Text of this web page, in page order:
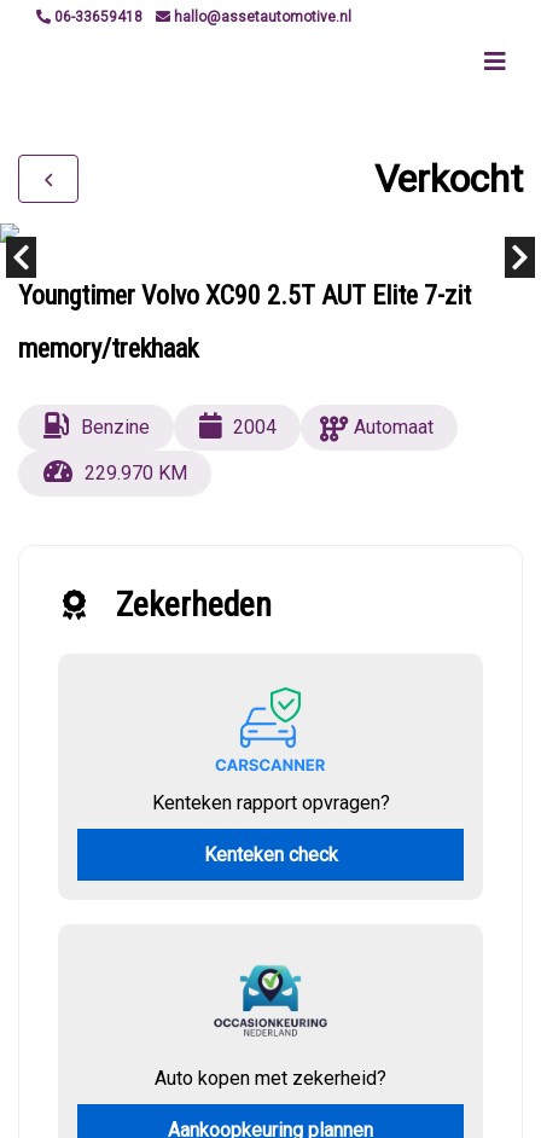
06-33659418 hallo@assetautomotive.nl
Verkocht
Youngtimer Volvo XC90 2.5T AUT Elite 7-zit
memory/trekhaak
Benzine 2004
Automaat
229.970 KM
Zekerheden
Kenteken rapport opvragen?
Kenteken check
Auto kopen met zekerheid?
Aankoopkeuring plannen